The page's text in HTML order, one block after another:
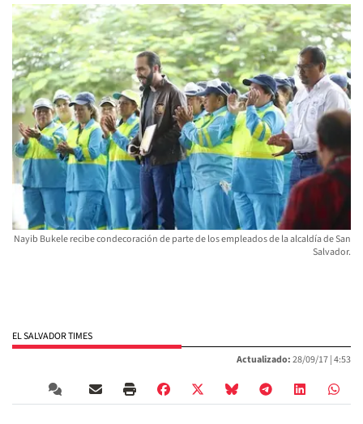
Nayib Bukele recibe condecoración de parte de los empleados de la alcaldía de San
Salvador.
EL SALVADOR TIMES
Actualizado:28/09/17 |4:53